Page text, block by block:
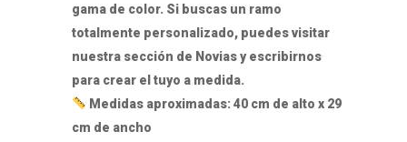
gama de color. Si buscas un ramo
totalmente personalizado, puedes visitar
nuestra sección de Novias y escribirnos
para crear el tuyo a medida.
Medidas aproximadas: 40 cm de alto x 29
cm de ancho